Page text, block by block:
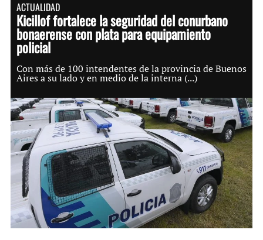
ACTUALIDAD
Kicillof fortalece la seguridad del conurbano
bonaerense con plata para equipamiento
policial
Con más de 100 intendentes de la provincia de Buenos
Aires a su lado y en medio de la interna (...)